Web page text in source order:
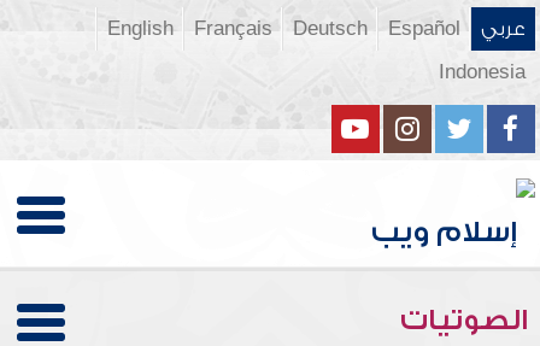
عربي Español
Deutsch
Français
English
Indonesia
الصوتيات